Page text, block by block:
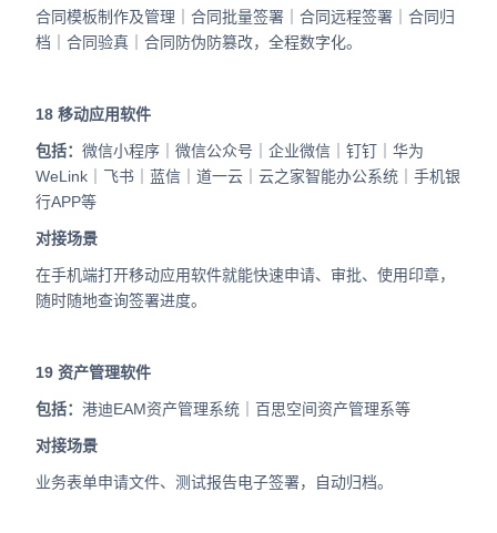
合同模板制作及管理｜合同批量签署｜合同远程签署｜合同归
档｜合同验真｜合同防伪防篡改，全程数字化。
18 移动应用软件
包括： 微信小程序｜微信公众号｜企业微信｜钉钉｜华为
WeLink｜飞书｜蓝信｜道一云｜云之家智能办公系统｜手机银
行APP等
对接场景
在手机端打开移动应用软件就能快速申请、审批、使用印章，
随时随地查询签署进度。
19 资产管理软件
包括： 港迪EAM资产管理系统｜百思空间资产管理系等
对接场景
业务表单申请文件、测试报告电子签署，自动归档。